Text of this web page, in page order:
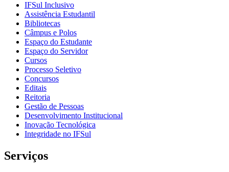
IFSul Inclusivo
Assistência Estudantil
Bibliotecas
Câmpus e Polos
Espaço do Estudante
Espaço do Servidor
Cursos
Processo Seletivo
Concursos
Editais
Reitoria
Gestão de Pessoas
Desenvolvimento Institucional
Inovação Tecnológica
Integridade no IFSul
Serviços